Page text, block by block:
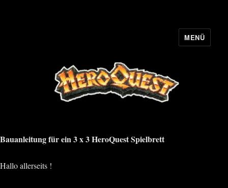
MENÜ
Bauanleitung für ein 3 x 3 HeroQuest Spielbrett
Hallo allerseits !